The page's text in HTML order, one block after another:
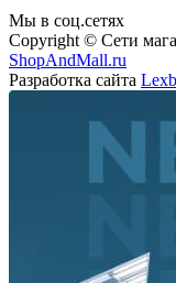
Мы в соц.сетях
Copyright © Сети
ShopAndMall.ru
Разработка сайта